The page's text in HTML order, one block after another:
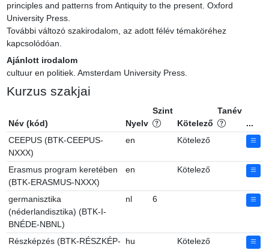
principles and patterns from Antiquity to the present. Oxford
University Press.
További változó szakirodalom, az adott félév témaköréhez
kapcsolódóan.
Ajánlott irodalom
cultuur en politiek. Amsterdam University Press.
Kurzus szakjai
Név (kód) Nyelv
Szint
Kötelező
Tanév
...
CEEPUS (BTK-CEEPUS-
NXXX)
en Kötelező
Erasmus program keretében
(BTK-ERASMUS-NXXX)
en Kötelező
germanisztika
(néderlandisztika) (BTK-I-
BNÉDE-NBNL)
nl 6
Részképzés (BTK-RÉSZKÉP-
hu Kötelező